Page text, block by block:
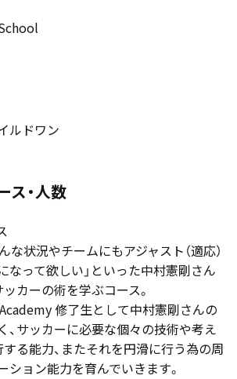
ルドワン
ス・人数
な状況やチームにもアジャスト（適応）
なって欲しい」といった中村憲剛さん
カーの術を学ぶコース。
修了生として中村憲剛さんの
、サッカーに必要な個々の技術や考え
する能力、またそれを円滑に行う為の周
ション能力を育んでいきます。